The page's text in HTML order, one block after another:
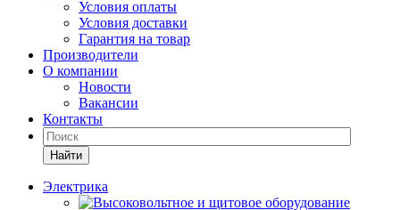
Условия оплаты
Условия доставки
Гарантия на товар
Производители
О компании
Новости
Вакансии
Контакты
Найти
Электрика